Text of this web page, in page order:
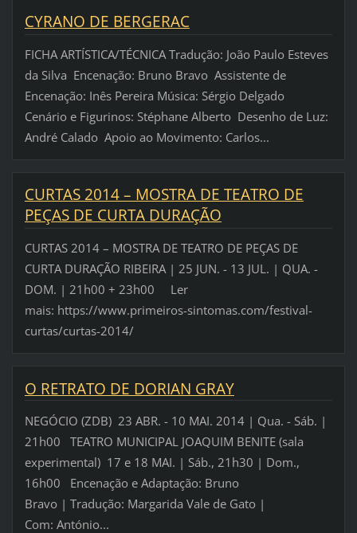
CYRANO DE BERGERAC
FICHA ARTÍSTICA/TÉCNICA Tradução: João Paulo Esteves
da Silva Encenação: Bruno Bravo Assistente de
Encenação: Inês Pereira Música: Sérgio Delgado
Cenário e Figurinos: Stéphane Alberto Desenho de Luz:
André Calado Apoio ao Movimento: Carlos...
CURTAS 2014 – MOSTRA DE TEATRO DE
PEÇAS DE CURTA DURAÇÃO
CURTAS 2014 – MOSTRA DE TEATRO DE PEÇAS DE
CURTA DURAÇÃO RIBEIRA | 25 JUN. - 13 JUL. | QUA. -
DOM. | 21h00 + 23h00 Ler
mais: https://www.primeiros-sintomas.com/festival-
curtas/curtas-2014/
O RETRATO DE DORIAN GRAY
NEGÓCIO (ZDB) 23 ABR. - 10 MAI. 2014 | Qua. - Sáb. |
21h00 TEATRO MUNICIPAL JOAQUIM BENITE (sala
experimental) 17 e 18 MAI. | Sáb., 21h30 | Dom.,
16h00 Encenação e Adaptação: Bruno
Bravo | Tradução: Margarida Vale de Gato |
Com: António...